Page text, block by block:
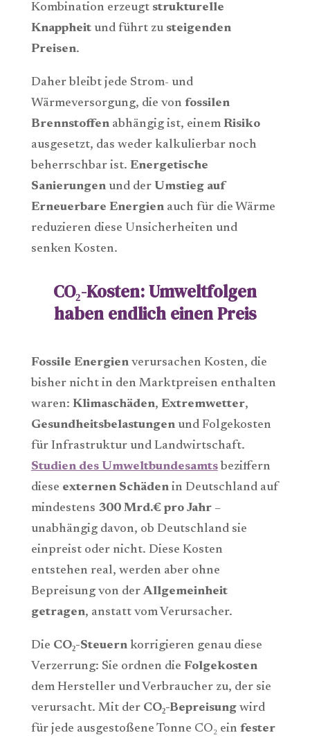
Kombination erzeugt strukturelle
Knappheitund führt zu steigenden
Preisen.
Daher bleibt jede Strom- und
Wärmeversorgung, die von fossilen
Brennstoffenabhängig ist, einem Risiko
ausgesetzt, das weder kalkulierbar noch
beherrschbar ist. Energetische
Sanierungenund der Umstieg auf
Erneuerbare Energienauch für die Wärme
reduzieren diese Unsicherheiten und
senken Kosten.
CO₂-Kosten: Umweltfolgen
haben endlich einen Preis
Fossile Energienverursachen Kosten, die
bisher nicht in den Marktpreisen enthalten
waren: Klimaschäden, Extremwetter,
Gesundheitsbelastungenund Folgekosten
für Infrastruktur und Landwirtschaft.
Studien des Umweltbundesamtsbeziffern
diese externen Schädenin Deutschland auf
mindestens 300 Mrd.€ pro Jahr–
unabhängig davon, ob Deutschland sie
einpreist oder nicht. Diese Kosten
entstehen real, werden aber ohne
Bepreisung von derAllgemeinheit
getragen, anstatt vom Verursacher.
Die CO₂-Steuernkorrigieren genau diese
Verzerrung: Sie ordnen die Folgekosten
dem Hersteller und Verbraucher zu, der sie
verursacht. Mit der CO₂-Bepreisungwird
für jede ausgestoßene Tonne CO₂ ein fester